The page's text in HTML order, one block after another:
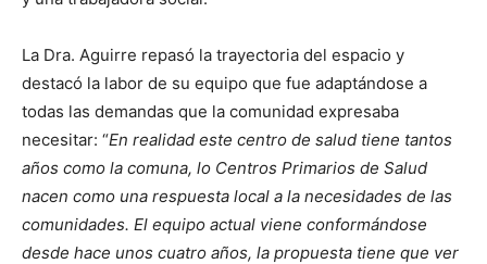
La Dra. Aguirre repasó la trayectoria del espacio y
destacó la labor de su equipo que fue adaptándose a
todas las demandas que la comunidad expresaba
necesitar: “En realidad este centro de salud tiene tantos
años como la comuna, lo Centros Primarios de Salud
nacen como una respuesta local a la necesidades de las
comunidades. El equipo actual viene conformándose
desde hace unos cuatro años, la propuesta tiene que ver